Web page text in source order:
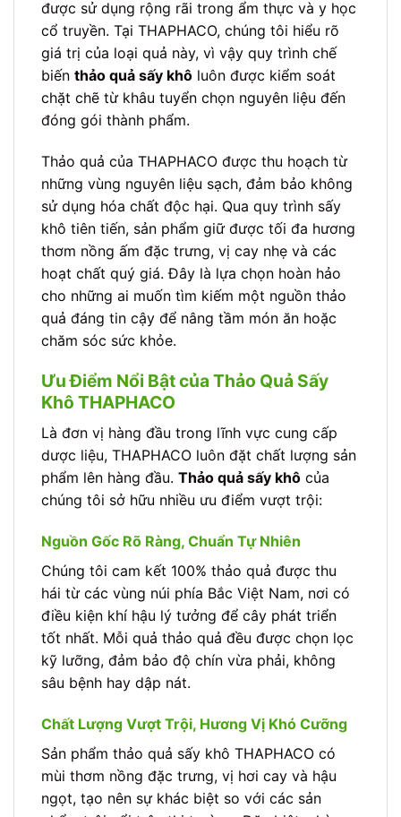
được sử dụng rộng rãi trong ẩm thực và y học
cổ truyền. Tại THAPHACO, chúng tôi hiểu rõ
giá trị của loại quả này, vì vậy quy trình chế
biến thảo quả sấy khô luôn được kiểm soát
chặt chẽ từ khâu tuyển chọn nguyên liệu đến
đóng gói thành phẩm.
Thảo quả của THAPHACO được thu hoạch từ
những vùng nguyên liệu sạch, đảm bảo không
sử dụng hóa chất độc hại. Qua quy trình sấy
khô tiên tiến, sản phẩm giữ được tối đa hương
thơm nồng ấm đặc trưng, vị cay nhẹ và các
hoạt chất quý giá. Đây là lựa chọn hoàn hảo
cho những ai muốn tìm kiếm một nguồn thảo
quả đáng tin cậy để nâng tầm món ăn hoặc
chăm sóc sức khỏe.
Ưu Điểm Nổi Bật của Thảo Quả Sấy
Khô THAPHACO
Là đơn vị hàng đầu trong lĩnh vực cung cấp
dược liệu, THAPHACO luôn đặt chất lượng sản
phẩm lên hàng đầu. Thảo quả sấy khô của
chúng tôi sở hữu nhiều ưu điểm vượt trội:
Nguồn Gốc Rõ Ràng, Chuẩn Tự Nhiên
Chúng tôi cam kết 100% thảo quả được thu
hái từ các vùng núi phía Bắc Việt Nam, nơi có
điều kiện khí hậu lý tưởng để cây phát triển
tốt nhất. Mỗi quả thảo quả đều được chọn lọc
kỹ lưỡng, đảm bảo độ chín vừa phải, không
sâu bệnh hay dập nát.
Chất Lượng Vượt Trội, Hương Vị Khó Cưỡng
Sản phẩm thảo quả sấy khô THAPHACO có
mùi thơm nồng đặc trưng, vị hơi cay và hậu
ngọt, tạo nên sự khác biệt so với các sản